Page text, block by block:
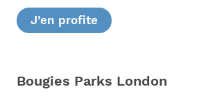
J’en profite
Bougies Parks London